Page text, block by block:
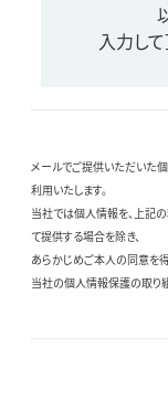
入力し
メールでご提供いただいた
利用いたします。
当社では個人情報を、上記
て提供する場合を除き、
あらかじめご本人の同意を
当社の個人情報保護の取り